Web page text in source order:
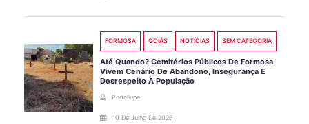
FORMOSA GOIÁS NOTÍCIAS SEM CATEGORIA
Até Quando? Cemitérios Públicos De Formosa
Vivem Cenário De Abandono, Insegurança E
Desrespeito À População
Portallupa
10 De Julho De 2026